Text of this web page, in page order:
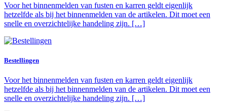
Voor het binnenmelden van fusten en karren geldt eigenlijk
hetzelfde als bij het binnenmelden van de artikelen. Dit moet een
snelle en overzichtelijke handeling zijn. […]
Bestellingen
Voor het binnenmelden van fusten en karren geldt eigenlijk
hetzelfde als bij het binnenmelden van de artikelen. Dit moet een
snelle en overzichtelijke handeling zijn. […]